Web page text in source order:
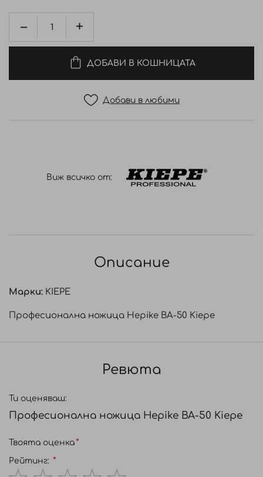
ДОБАВИ В КОШНИЦАТА
Добави в любими
Виж всичко от:
Описание
Марки: KIEPE
Професионална ножица Hepike BA-50 Kiepe
Ревюта
Ти оценяваш:
Професионална ножица Hepike BA-50 Kiepe
Твоята оценка
Рейтинг: